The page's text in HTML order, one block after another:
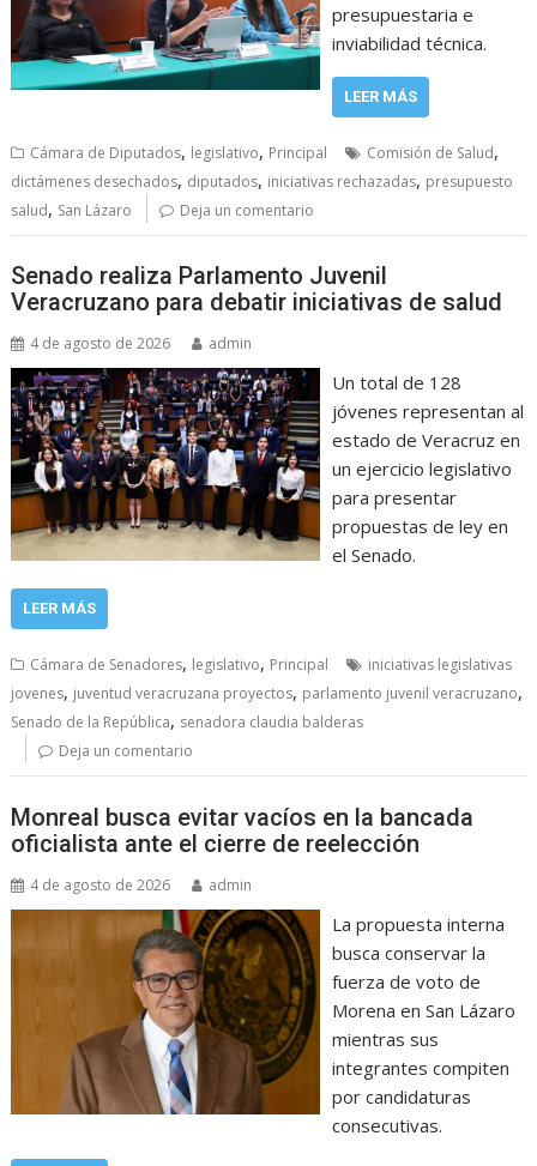
presupuestaria e
inviabilidad técnica.
LEER MÁS
Cámara de Diputados, legislativo, Principal Comisión de Salud,
dictámenes desechados, diputados, iniciativas rechazadas, presupuesto
salud, San Lázaro Deja un comentario
Senado realiza Parlamento Juvenil
Veracruzano para debatir iniciativas de salud
4 de agosto de 2026 admin
Un total de 128
jóvenes representan al
estado de Veracruz en
un ejercicio legislativo
para presentar
propuestas de ley en
el Senado.
LEER MÁS
Cámara de Senadores, legislativo, Principal
iniciativas legislativas
jovenes, juventud veracruzana proyectos, parlamento juvenil veracruzano,
Senado de la República, senadora claudia balderas
Deja un comentario
Monreal busca evitar vacíos en la bancada
oficialista ante el cierre de reelección
4 de agosto de 2026 admin
La propuesta interna
busca conservar la
fuerza de voto de
Morena en San Lázaro
mientras sus
integrantes compiten
por candidaturas
consecutivas.